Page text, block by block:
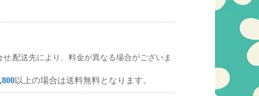
,配送先により、料金が異なる場合がございま
以上の場合は送料無料となります。